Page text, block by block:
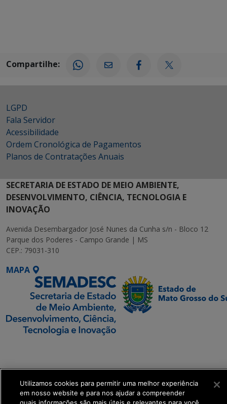
Compartilhe:
LGPD
Fala Servidor
Acessibilidade
Ordem Cronológica de Pagamentos
Planos de Contratações Anuais
SECRETARIA DE ESTADO DE MEIO AMBIENTE,
DESENVOLVIMENTO, CIÊNCIA, TECNOLOGIA E
INOVAÇÃO
Avenida Desembargador José Nunes da Cunha s/n - Bloco 12
Parque dos Poderes - Campo Grande | MS
CEP.: 79031-310
MAPA
Transformação Digital
get_footer();
Utilizamos cookies para permitir uma melhor experiência
em nosso website e para nos ajudar a compreender